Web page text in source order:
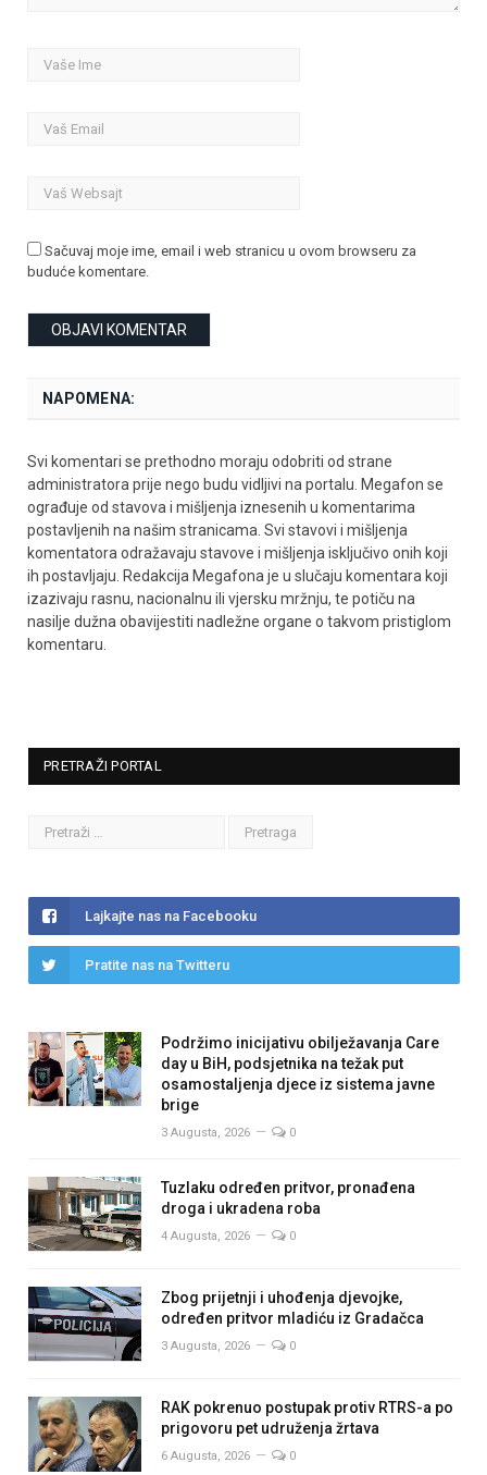
Sačuvaj moje ime, email i web stranicu u ovom browseru za
buduće komentare.
NAPOMENA:
Svi komentari se prethodno moraju odobriti od strane
administratora prije nego budu vidljivi na portalu. Megafon se
ograđuje od stavova i mišljenja iznesenih u komentarima
postavljenih na našim stranicama. Svi stavovi i mišljenja
komentatora odražavaju stavove i mišljenja isključivo onih koji
ih postavljaju. Redakcija Megafona je u slučaju komentara koji
izazivaju rasnu, nacionalnu ili vjersku mržnju, te potiču na
nasilje dužna obavijestiti nadležne organe o takvom pristiglom
komentaru.
PRETRAŽI PORTAL
Lajkajte nas na Facebooku
Pratite nas na Twitteru
Podržimo inicijativu obilježavanja Care
day u BiH, podsjetnika na težak put
osamostaljenja djece iz sistema javne
brige
3 Augusta, 2026 0
Tuzlaku određen pritvor, pronađena
droga i ukradena roba
4 Augusta, 2026 0
Zbog prijetnji i uhođenja djevojke,
određen pritvor mladiću iz Gradačca
3 Augusta, 2026 0
RAK pokrenuo postupak protiv RTRS-a po
prigovoru pet udruženja žrtava
6 Augusta, 2026 0